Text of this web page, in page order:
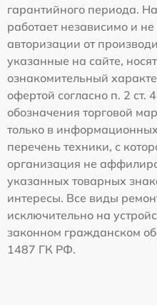
гарантийного периода.
работает независимо и
авторизации от
указанные на сайте,
ознакомительный
офертой согласно п. 2
обозначения торговой
только в
перечень техники, с
организация не
указанных товарных
интересы. Все виды
исключительно на
законном гражданском
1487 ГК РФ.